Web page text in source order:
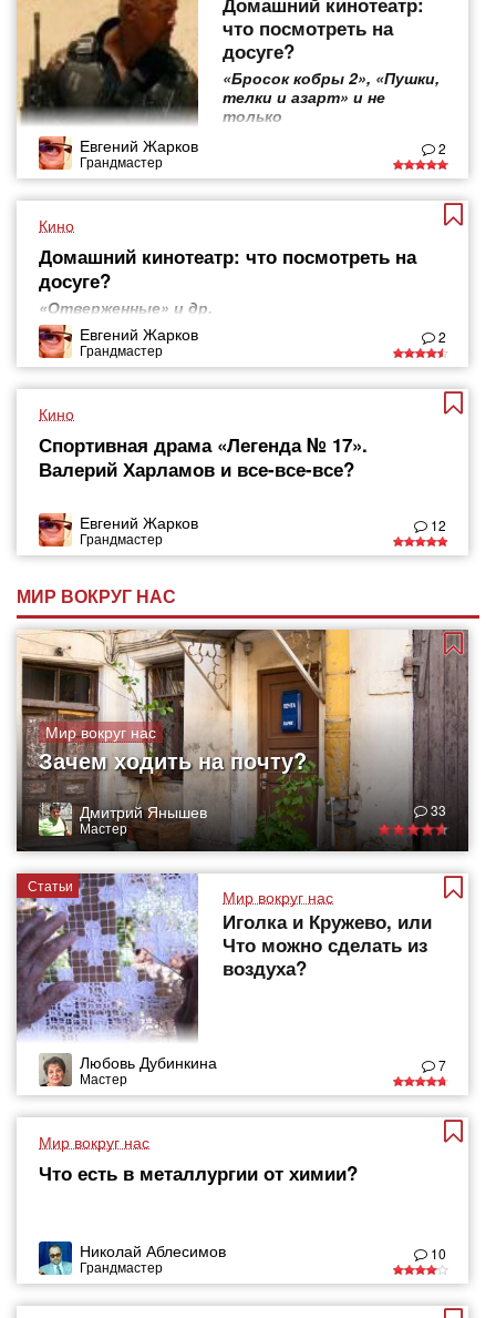
что посмотреть на
досуге?
«Бросок кобры 2», «Пушки,
телки и азарт» и не
только
Евгений Жарков
Грандмастер
2
Кино
Домашний кинотеатр: что посмотреть на
досуге?
«Отверженные» и др.
Евгений Жарков
Грандмастер
2
Кино
Спортивная драма «Легенда № 17».
Валерий Харламов и все-все-все?
Евгений Жарков
Грандмастер
12
МИР ВОКРУГ НАС
Мир вокруг нас
Зачем ходить на почту?
Дмитрий Янышев
Мастер
33
Статьи
Мир вокруг нас
Иголка и Кружево, или
Что можно сделать из
воздуха?
Любовь Дубинкина
Мастер
7
Мир вокруг нас
Что есть в металлургии от химии?
Николай Аблесимов
Грандмастер
10